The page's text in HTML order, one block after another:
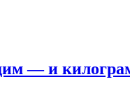
— и